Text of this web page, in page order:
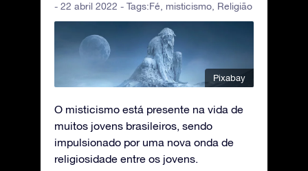
- 22 abril 2022 - Tags:Fé misticismo Religião
Pixabay
O misticismo está presente na vida de
muitos jovens brasileiros, sendo
impulsionado por uma nova onda de
religiosidade entre os jovens.